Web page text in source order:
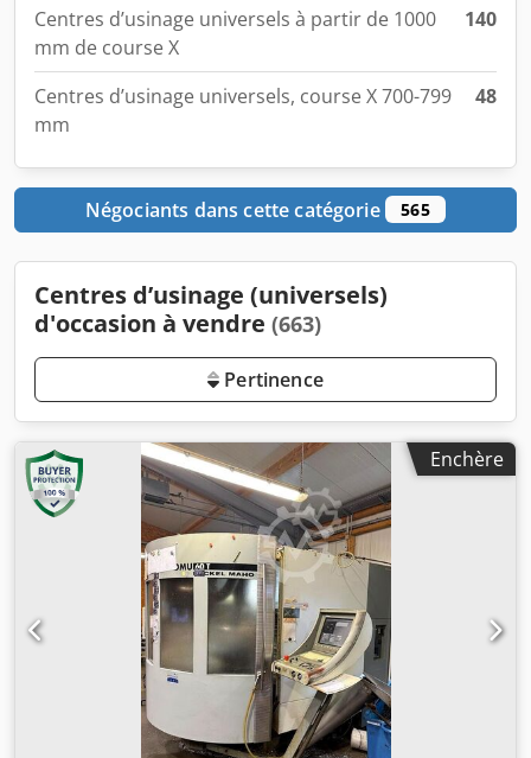
Centres d’usinage universels à partir de 1000
mm de course X
140
Centres d’usinage universels, course X 700-799
mm
48
Négociants dans cette catégorie 565
Centres d’usinage (universels)
d'occasion à vendre (663)
Pertinence
Enchère